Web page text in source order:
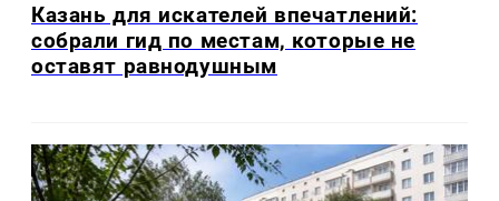
Казань для искателей впечатлений:
собрали гид по местам, которые не
оставят равнодушным